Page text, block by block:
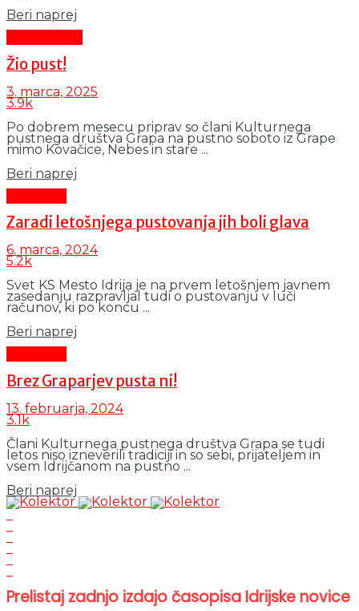
Beri naprej
Žio pust!
3. marca, 2025
3.9k
Po dobrem mesecu priprav so člani Kulturnega
pustnega društva Grapa na pustno soboto iz Grape
mimo Kovačice, Nebes in stare ...
Beri naprej
Zaradi letošnjega pustovanja jih boli glava
6. marca, 2024
5.2k
Svet KS Mesto Idrija je na prvem letošnjem javnem
zasedanju razpravljal tudi o pustovanju v luči
računov, ki po koncu ...
Beri naprej
Brez Graparjev pusta ni!
13. februarja, 2024
3.1k
Člani Kulturnega pustnega društva Grapa se tudi
letos niso izneverili tradiciji in so sebi, prijateljem in
vsem Idrijčanom na pustno ...
Beri naprej
Prelistaj zadnjo izdajo časopisa Idrijske novice